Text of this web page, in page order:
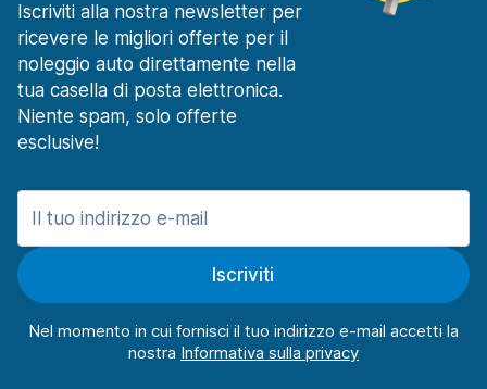
Iscriviti alla nostra newsletter per
ricevere le migliori offerte per il
noleggio auto direttamente nella
tua casella di posta elettronica.
Niente spam, solo offerte
esclusive!
Iscriviti
Nel momento in cui fornisci il tuo indirizzo e-mail accetti la
nostra